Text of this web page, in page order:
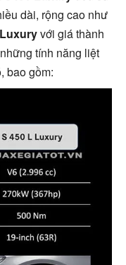
dài, rộng cao như
với giá thành
tính năng liệt
bao gồm: